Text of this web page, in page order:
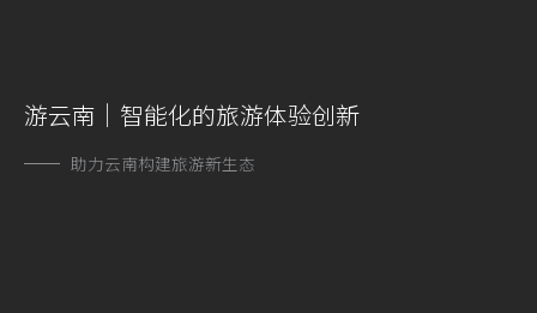
游云南｜智能化的旅游体验创新
助力云南构建旅游新生态